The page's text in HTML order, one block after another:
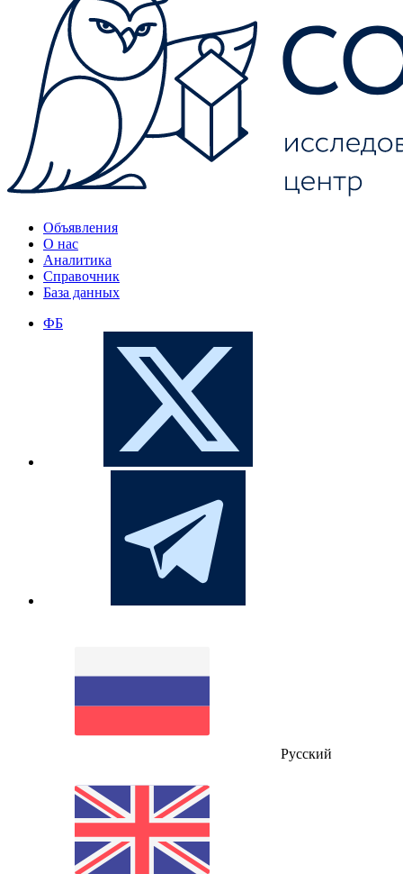
Объявления
О нас
Аналитика
Справочник
База данных
ФБ
Русский